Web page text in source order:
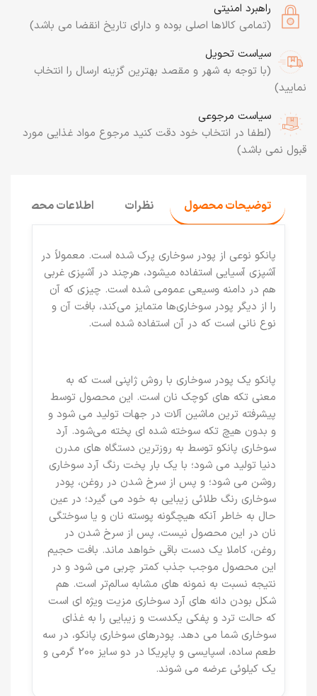
راهبرد امنیتی
(تمامی کالاها اصلی بوده و دارای تاریخ انقضا می باشد)
سیاست تحویل
(با توجه به شهر و مقصد بهترین گزینه ارسال را انتخاب
نمایید)
سیاست مرجوعی
(لطفا در انتخاب خود دقت کنید مرجوع مواد غذایی مورد
قبول نمی باشد)
توضیحات محصول نظرات اطلاعات محصول
پانکو نوعی از پودر سوخاری پرک شده است. معمولاً در
آشپزی آسیایی استفاده میشود، هرچند در آشپزی غربی
هم در دامنه وسیعی عمومی شده است. چیزی که آن
را از دیگر پودر سوخاری‌ها متمایز می‌کند، بافت آن و
نوع نانی است که در آن استفاده شده است.
پانکو یک پودر سوخاری با روش ژاپنی است که به
معنی تکه های کوچک نان است. این محصول توسط
پیشرفته ترین ماشین آلات در جهات تولید می شود و
و بدون هیچ تکه سوخته شده ای پخته می‌شود. آرد
سوخاری پانکو توسط به روزترین دستگاه های مدرن
دنیا تولید می شود؛ با یک بار پخت رنگ آرد سوخاری
روشن می شود؛ و پس از سرخ شدن در روغن، پودر
سوخاری رنگ طلائی زیبایی به خود می گیرد؛ در عین
حال به خاطر آنکه هیچگونه پوسته نان و یا سوختگی
نان در این محصول نیست، پس از سرخ شدن در
روغن، کاملا یک دست باقی خواهد ماند. بافت حجیم
این محصول موجب جذب کمتر چربی می شود و در
نتیجه نسبت به نمونه های مشابه سالم‌تر است. هم
شکل بودن دانه های آرد سوخاری مزیت ویژه ای است
که حالت ترد و پفکی یکدست و زیبایی را به غذای
سوخاری شما می دهد. پودرهای سوخاری پانکو، در سه
طعم ساده، اسپایسی و پاپریکا در دو سایز 200 گرمی و
یک کیلوئی عرضه می شوند.